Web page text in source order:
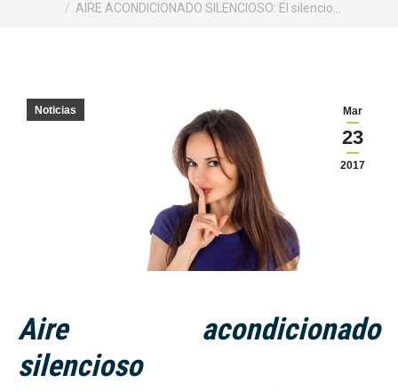
AIRE ACONDICIONADO SILENCIOSO: El silencio…
Mar
23
2017
Noticias
Aire acondicionado
silencioso